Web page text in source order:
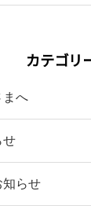
カテゴリ
まへ
せ
らせ